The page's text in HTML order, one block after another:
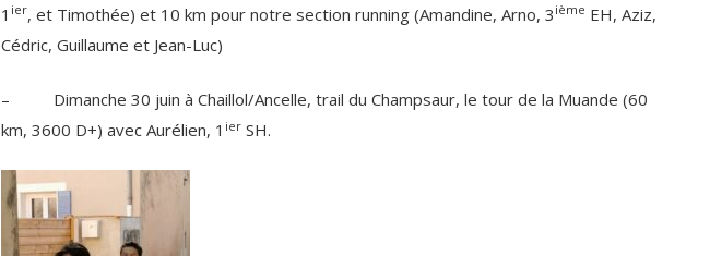
1 ier, et Timothée) et 10 km pour notre section running (Amandine, Arno, 3 ième EH, Aziz,
Cédric, Guillaume et Jean-Luc)
– Dimanche 30 juin à Chaillol/Ancelle, trail du Champsaur, le tour de la Muande (60
km, 3600 D+) avec Aurélien, 1 ierSH.